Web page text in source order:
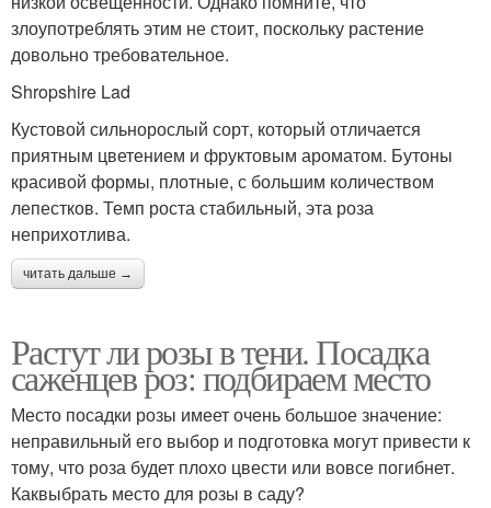
злоупотреблять этим не стоит, поскольку растение
довольно требовательное.
Shropshire Lad
Кустовой сильнорослый сорт, который отличается
приятным цветением и фруктовым ароматом. Бутоны
красивой формы, плотные, с большим количеством
лепестков. Темп роста стабильный, эта роза
неприхотлива.
читать дальше →
Растут ли розы в тени. Посадка
саженцев роз: подбираем место
Место посадки розы имеет очень большое значение:
неправильный его выбор и подготовка могут привести к
тому, что роза будет плохо цвести или вовсе погибнет.
Каквыбрать место для розы в саду?